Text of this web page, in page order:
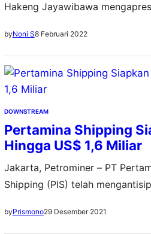
Hakeng Jayawibawa
(BMPP) Nusantara 1 untuk
ke pelosok negeri. Melalui PT
telah meluncurkan kapal
wilayah Ambon, Maluku, pada
Menurut Capt. Marcellus
byNoni S8 Februari 2022
DOWNSTREAM
Pertamina Shipping
Hingga US$ 1,6 Miliar
Jakarta, Petrominer – PT
Shipping (PIS) telah
yang lebih green. Perusahaan
byPrismono29 Desember 2021